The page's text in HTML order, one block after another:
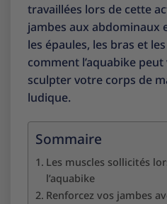
travaillées lors de cette
jambes aux abdominaux
les épaules, les bras et
comment l’aquabike
sculpter votre corps de
ludique.
Sommaire
Les muscles sollicités
l’aquabike
Renforcez vos jambes